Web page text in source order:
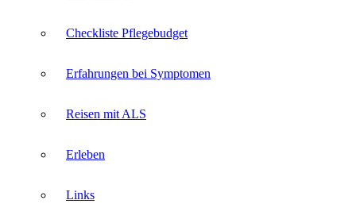
Checkliste Pflegebudget
Erfahrungen bei Symptomen
Reisen mit ALS
Erleben
Links